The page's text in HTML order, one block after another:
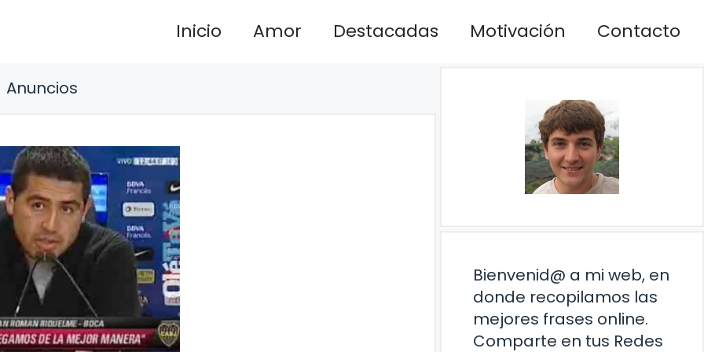
Inicio Amor Destacadas Motivación Contacto
Anuncios
Bienvenid@ a mi web, en
donde recopilamos las
mejores frases online.
Comparte en tus Redes